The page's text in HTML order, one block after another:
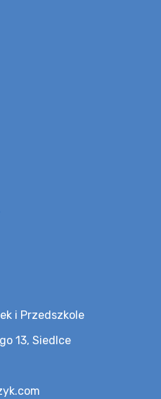
i Przedszkole
13, Siedlce